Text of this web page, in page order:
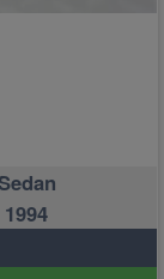
1994